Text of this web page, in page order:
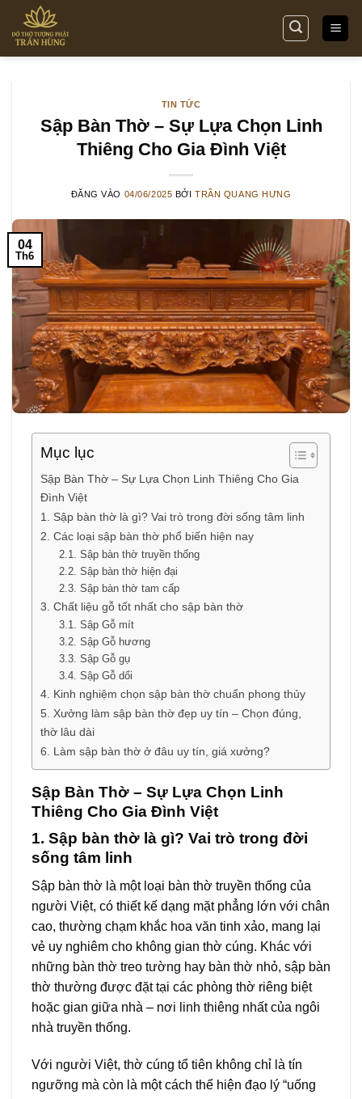
qua
nội
TIN TỨC
Sập Bàn Thờ – Sự Lựa Chọn Linh
Thiêng Cho Gia Đình Việt
ĐĂNG VÀO 04/06/2025 BỞITRẦN QUANG HƯNG
04
Th6
Mục lục
Sập Bàn Thờ – Sự Lựa Chọn Linh Thiêng Cho Gia
Đình Việt
1. Sập bàn thờ là gì? Vai trò trong đời sống tâm linh
2. Các loại sập bàn thờ phổ biến hiện nay
2.1. Sập bàn thờ truyền thống
2.2. Sập bàn thờ hiện đại
2.3. Sập bàn thờ tam cấp
3. Chất liệu gỗ tốt nhất cho sập bàn thờ
3.1. Sập Gỗ mít
3.2. Sập Gỗ hương
3.3. Sập Gỗ gụ
3.4. Sập Gỗ dổi
4. Kinh nghiệm chọn sập bàn thờ chuẩn phong thủy
5. Xưởng làm sập bàn thờ đẹp uy tín – Chọn đúng,
thờ lâu dài
6. Làm sập bàn thờ ở đâu uy tín, giá xưởng?
Sập Bàn Thờ – Sự Lựa Chọn Linh
Thiêng Cho Gia Đình Việt
1. Sập bàn thờ là gì? Vai trò trong đời
sống tâm linh
Sập bàn thờ là một loại bàn thờ truyền thống của
người Việt, có thiết kế dạng mặt phẳng lớn với chân
cao, thường chạm khắc hoa văn tinh xảo, mang lại
vẻ uy nghiêm cho không gian thờ cúng. Khác với
những bàn thờ treo tường hay bàn thờ nhỏ, sập bàn
thờ thường được đặt tại các phòng thờ riêng biệt
hoặc gian giữa nhà – nơi linh thiêng nhất của ngôi
nhà truyền thống.
Với người Việt, thờ cúng tổ tiên không chỉ là tín
ngưỡng mà còn là một cách thể hiện đạo lý “uống